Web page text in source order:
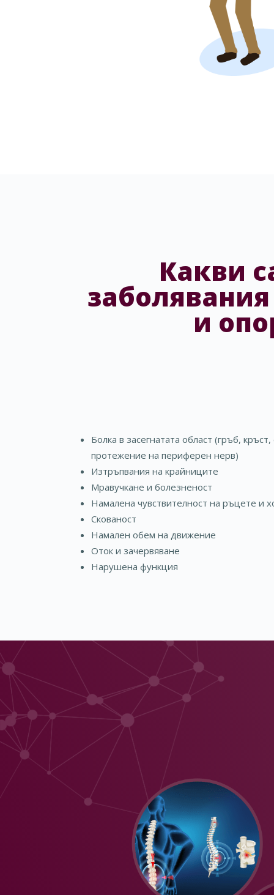
Какви
и
Болка в засегнатата област (гръб,
протежение на периферен нерв)
Изтръпвания на крайниците
Мравучкане и болезненост
Намалена чувствителност на ръцете и
Скованост
Намален обем на движение
Оток и зачервяване
Нарушена функция